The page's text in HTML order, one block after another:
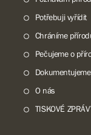
Potřebuji vyřídit
Chráníme
Pečujeme o
O nás
TISKOVÉ